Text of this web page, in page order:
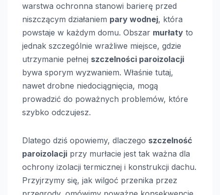
warstwa ochronna stanowi barierę przed
niszczącym działaniem pary wodnej, która
powstaje w każdym domu. Obszar murłaty to
jednak szczególnie wrażliwe miejsce, gdzie
utrzymanie pełnej szczelności paroizolacji
bywa sporym wyzwaniem. Właśnie tutaj,
nawet drobne niedociągnięcia, mogą
prowadzić do poważnych problemów, które
szybko odczujesz.
Dlatego dziś opowiemy, dlaczego szczelność
paroizolacji przy murłacie jest tak ważna dla
ochrony izolacji termicznej i konstrukcji dachu.
Przyjrzymy się, jak wilgoć przenika przez